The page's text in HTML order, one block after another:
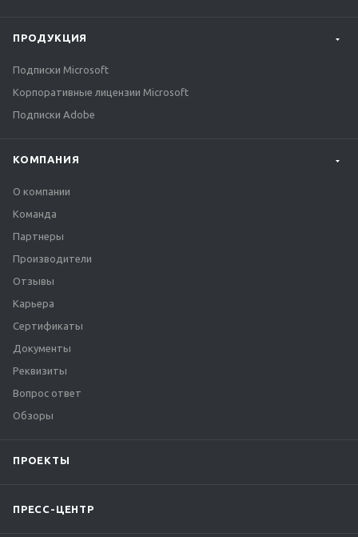
ПРОДУКЦИЯ
Подписки Microsoft
Корпоративные лицензии Microsoft
Подписки Adobe
КОМПАНИЯ
О компании
Команда
Партнеры
Производители
Отзывы
Карьера
Сертификаты
Документы
Реквизиты
Вопрос ответ
Обзоры
ПРОЕКТЫ
ПРЕСС-ЦЕНТР